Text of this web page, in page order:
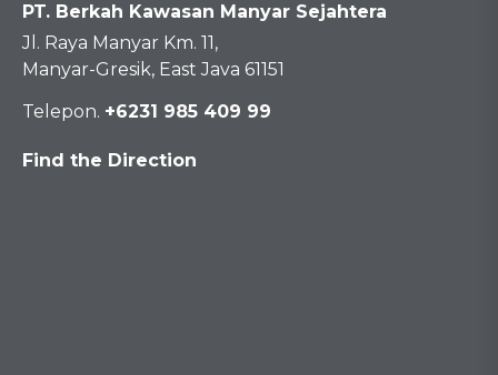
PT. Berkah Kawasan Manyar Sejahtera
Jl. Raya Manyar Km. 11,
Manyar-Gresik, East Java 61151
Telepon. +6231 985 409 99
Find the Direction